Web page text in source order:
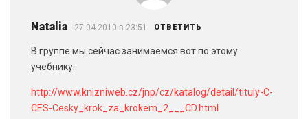
Natalia 27.04.2010 в 23:51 ОТВЕТИТЬ
В группе мы сейчас занимаемся вот по этому
учебнику:
http://www.knizniweb.cz/jnp/cz/katalog/detail/tituly-C-
CES-Cesky_krok_za_krokem_2___CD.html